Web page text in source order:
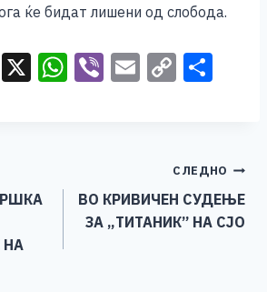
ќе бидат лишени од слобода.
T X W
A
p
Vi E C
Li
n
НА
СЛЕДНО
ВО КРИВИЧЕН СУДЕЊЕ
ЗА „ТИТАНИК” НА СЈО